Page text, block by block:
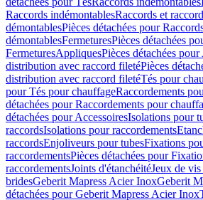
Raccords indémontablesRaccords et
démontablesPièces détachées pour
démontablesFermeturesPièces détachées
FermeturesAppliquesPièces détachées
distribution avec raccord filetéPièces
distribution avec raccord filetéTés pour
pour Tés pour chauffageRaccordements
détachées pour Raccordements pour
détachées pour AccessoiresIsolations pour
raccordsIsolations pour raccordements
raccordsEnjoliveurs pour tubesFixations
raccordementsPièces détachées pour
raccordementsJoints d'étanchéitéJeux de vis
bridesGeberit Mapress Acier InoxGeberit
détachées pour Geberit Mapress Acier Inox